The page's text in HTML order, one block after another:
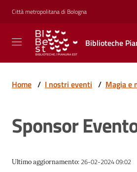
Vai al contenuto
Vai alla navigazione
Vai al footer
Città metropolitana di Bologna
Biblioteche
Biblioteche
Pianura
Est
CREARE,
RICREARSI
Biblioteche
Home / I nostri eventi / Magia e
Sponsor
Ultimo aggiornamento: 26-02-2024 09:02